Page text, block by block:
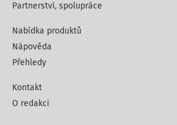
Partnerství, spolupráce
Nabídka produktů
Nápověda
Přehledy
Kontakt
O redakci